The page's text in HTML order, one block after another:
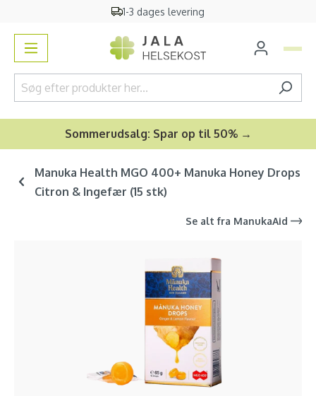
1-3 dages levering
Sommerudsalg: Spar op til 50% →
Manuka Health MGO 400+ Manuka Honey Drops
Citron & Ingefær (15 stk)
Se alt fra ManukaAid